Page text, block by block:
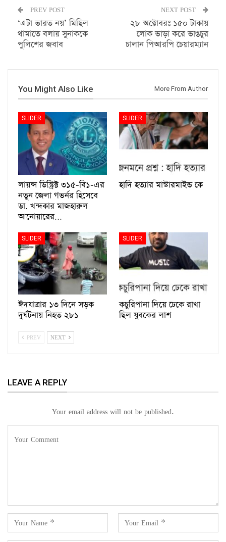
PREV POST
‘এটা ভারত নয়’ মিছিল
থামাতে বলায় সুনাককে
পুলিশের জবাব
NEXT POST
২৮ অক্টোবরঃ ১৫০ টাকায়
লোক ভাড়া করে ভাঙচুর
চালান পিআরপি চেয়ারম্যান
You Might Also Like More From Author
SLIDER
লায়ন্স ডিস্ট্রিক্ট ৩১৫-বি১-এর
নতুন জেলা গভর্নর হিসেবে
ডা. খন্দকার মাজহারুল
আনোয়ারের…
SLIDER
হাদি হত্যার মাস্টারমাইন্ড কে
SLIDER
ঈদযাত্রার ১৩ দিনে সড়ক
দুর্ঘটনায় নিহত ২৮১
SLIDER
কচুরিপানা দিয়ে ঢেকে রাখা
ছিল যুবকের লাশ
PREV NEXT
LEAVE A REPLY
Your email address will not be published.